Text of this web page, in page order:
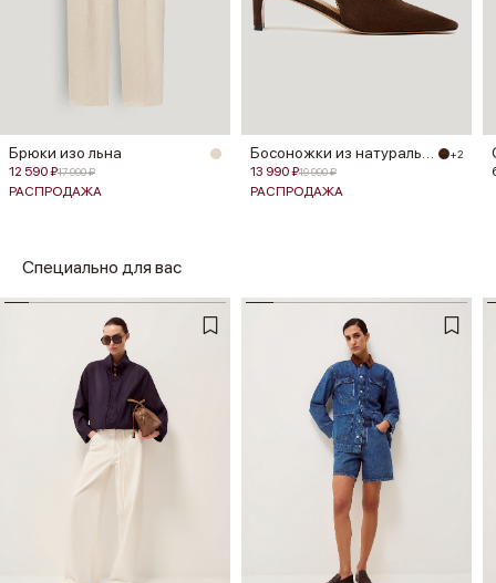
Брюки изо льна
12 590 ₽17 990 ₽
РАСПРОДАЖА
Босоножки из натуральной замши +2
13 990 ₽19 990 ₽
РАСПРОДАЖА
Специально для вас